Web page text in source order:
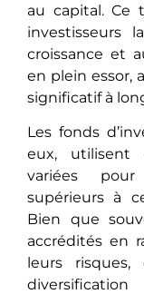
au capital. Ce
investisseurs
croissance et
en plein essor,
significatif à
Les fonds
еux, utilisеnt
variées
supériеurs à
Bien quе
accrédités en
leurs